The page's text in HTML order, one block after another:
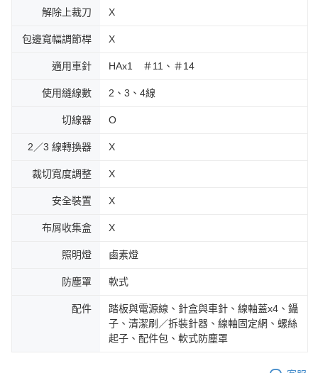
解除上裁刀 X
包邊寬幅調節桿 X
適用車針 HAx1 ＃11、＃14
使用縫線數 2、3、4線
切線器 O
2／3 線轉換器 X
裁切寬度調整 X
安全裝置 X
布屑收集盒 X
照明燈 鹵素燈
防塵罩 軟式
配件
踏板與電源線、針盒與車針、線軸蓋x4、鑷
子、清潔刷／拆裝針器、線軸固定網、螺絲
起子、配件包、軟式防塵罩